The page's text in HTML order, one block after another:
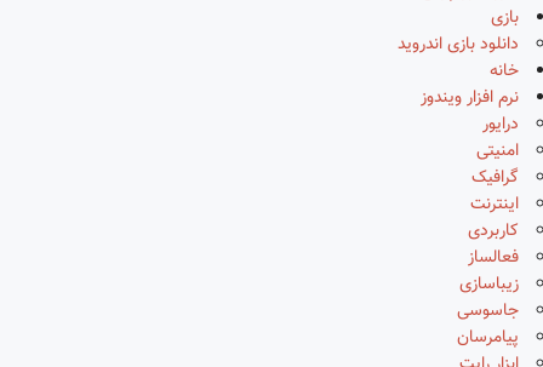
بازی
دانلود بازی اندروید
خانه
نرم افزار ویندوز
درایور
امنیتی
گرافیک
اینترنت
کاربردی
فعالساز
زیباسازی
جاسوسی
پیامرسان